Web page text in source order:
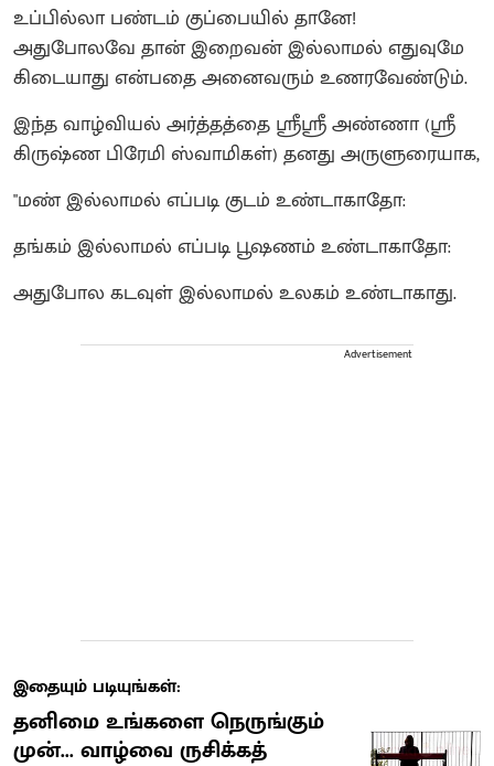
உப்பில்லா பண்டம் குப்பையில் தானே!
அதுபோலவே தான் இறைவன் இல்லாமல் எதுவுமே
கிடையாது என்பதை அனைவரும் உணரவேண்டும்.
இந்த வாழ்வியல் அர்த்தத்தை ஶ்ரீஶ்ரீ அண்ணா (ஶ்ரீ
கிருஷ்ண பிரேமி ஸ்வாமிகள்) தனது அருளுரையாக,
"மண் இல்லாமல் எப்படி குடம் உண்டாகாதோ:
தங்கம் இல்லாமல் எப்படி பூஷணம் உண்டாகாதோ:
அதுபோல கடவுள் இல்லாமல் உலகம் உண்டாகாது.
Advertisement
இதையும் படியுங்கள்:
தனிமை உங்களை நெருங்கும்
முன்... வாழ்வை ருசிக்கத்